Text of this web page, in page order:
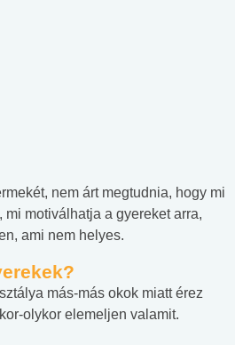
nem árt megtudnia, hogy mi
mi motiválhatja a gyereket arra,
ami nem helyes.
más-más okok miatt érez
olykor elemeljen valamit.